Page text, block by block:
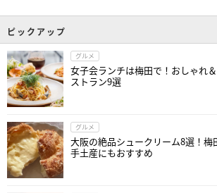
ピックアップ
グルメ
女子会ランチは梅田で！おしゃれ
ストラン9選
グルメ
大阪の絶品シュークリーム8選！梅
手土産にもおすすめ